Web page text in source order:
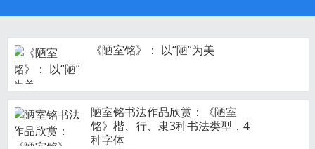
《陋室铭》： 以“陋”为美
陋室铭书法作品欣赏：《陋室
铭》楷、行、隶3种书法类型，4
种字体